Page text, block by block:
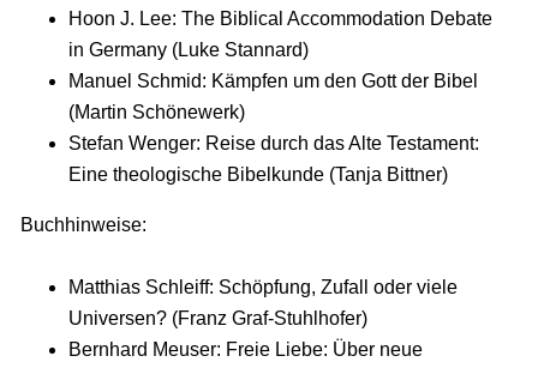
Hoon J. Lee: The Biblical Accommodation Debate
in Germany (Luke Stannard)
Manuel Schmid: Kämpfen um den Gott der Bibel
(Martin Schönewerk)
Stefan Wenger: Reise durch das Alte Testament:
Eine theologische Bibelkunde (Tanja Bittner)
Buchhinweise:
Matthias Schleiff: Schöpfung, Zufall oder viele
Universen? (Franz Graf-Stuhlhofer)
Bernhard Meuser: Freie Liebe: Über neue